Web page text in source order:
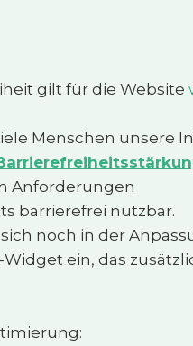
gilt für die Website
Menschen unsere
Anforderungen
barrierefrei nutzbar.
noch in der
ein, das